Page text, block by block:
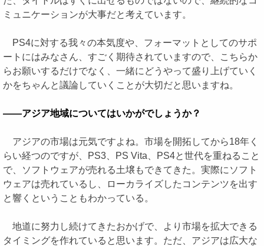
ミュニケーションが大事だと考えています。
PS4に対する我々の本気度や、フォーマットとしてのサポ
ートにはみなさん、すごく期待されていますので、こちらか
らお願いするだけでなく、一緒にどうやって盛り上げていく
かをちゃんと議論していくことが大切だと思いますね。
――アジア地域についてはいかがでしょうか？
アジアの市場は元気ですよね。市場を開拓してから18年く
らい経つのですが、PS3、PS Vita、PS4と世代を重ねること
で、ソフトウェアが売れる土壌もできてきた。実際にソフト
ウェアは売れているし、ローカライズしたコンテンツを出す
と響くということもわかっている。
地道に努力し続けてきたおかげで、より市場を拡大できる
タイミングを作れていると思います。ただ、アジアは広大な